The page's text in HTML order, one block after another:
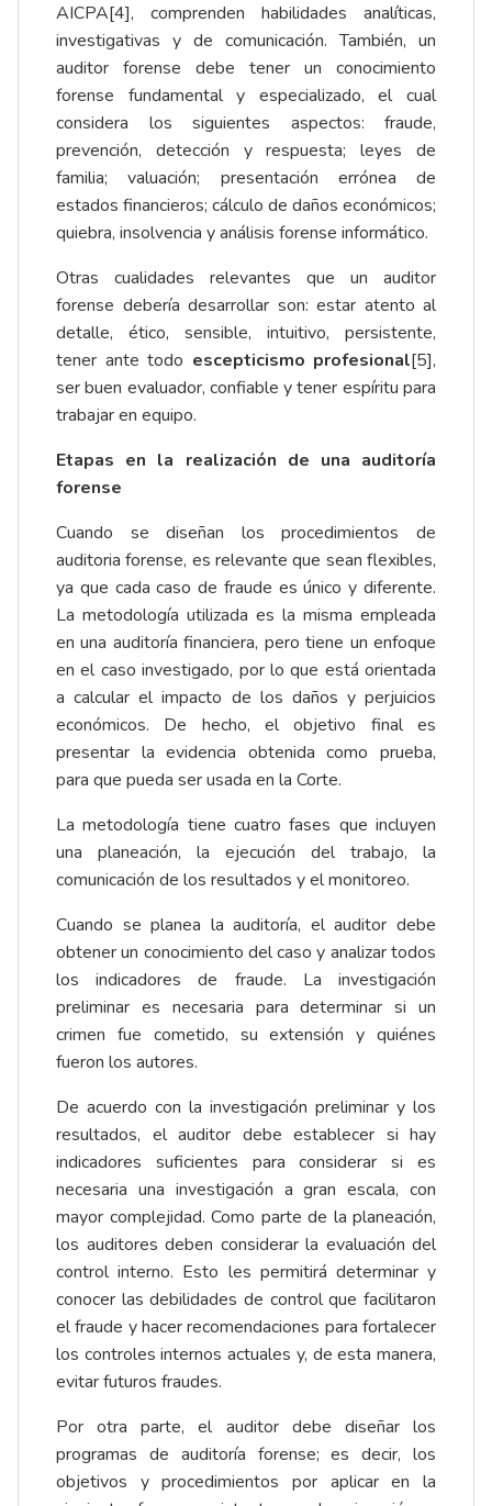
AICPA[4], comprenden habilidades analíticas,
investigativas y de comunicación. También, un
auditor forense debe tener un conocimiento
forense fundamental y especializado, el cual
considera los siguientes aspectos: fraude,
prevención, detección y respuesta; leyes de
familia; valuación; presentación errónea de
estados financieros; cálculo de daños económicos;
quiebra, insolvencia y análisis forense informático.
Otras cualidades relevantes que un auditor
forense debería desarrollar son: estar atento al
detalle, ético, sensible, intuitivo, persistente,
tener ante todo escepticismo profesional[5],
ser buen evaluador, confiable y tener espíritu para
trabajar en equipo.
Etapas en la realización de una auditoría
forense
Cuando se diseñan los procedimientos de
auditoria forense, es relevante que sean flexibles,
ya que cada caso de fraude es único y diferente.
La metodología utilizada es la misma empleada
en una auditoría financiera, pero tiene un enfoque
en el caso investigado, por lo que está orientada
a calcular el impacto de los daños y perjuicios
económicos. De hecho, el objetivo final es
presentar la evidencia obtenida como prueba,
para que pueda ser usada en la Corte.
La metodología tiene cuatro fases que incluyen
una planeación, la ejecución del trabajo, la
comunicación de los resultados y el monitoreo.
Cuando se planea la auditoría, el auditor debe
obtener un conocimiento del caso y analizar todos
los indicadores de fraude. La investigación
preliminar es necesaria para determinar si un
crimen fue cometido, su extensión y quiénes
fueron los autores.
De acuerdo con la investigación preliminar y los
resultados, el auditor debe establecer si hay
indicadores suficientes para considerar si es
necesaria una investigación a gran escala, con
mayor complejidad. Como parte de la planeación,
los auditores deben considerar la evaluación del
control interno. Esto les permitirá determinar y
conocer las debilidades de control que facilitaron
el fraude y hacer recomendaciones para fortalecer
los controles internos actuales y, de esta manera,
evitar futuros fraudes.
Por otra parte, el auditor debe diseñar los
programas de auditoría forense; es decir, los
objetivos y procedimientos por aplicar en la